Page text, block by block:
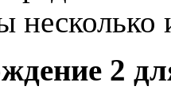
несколько
2